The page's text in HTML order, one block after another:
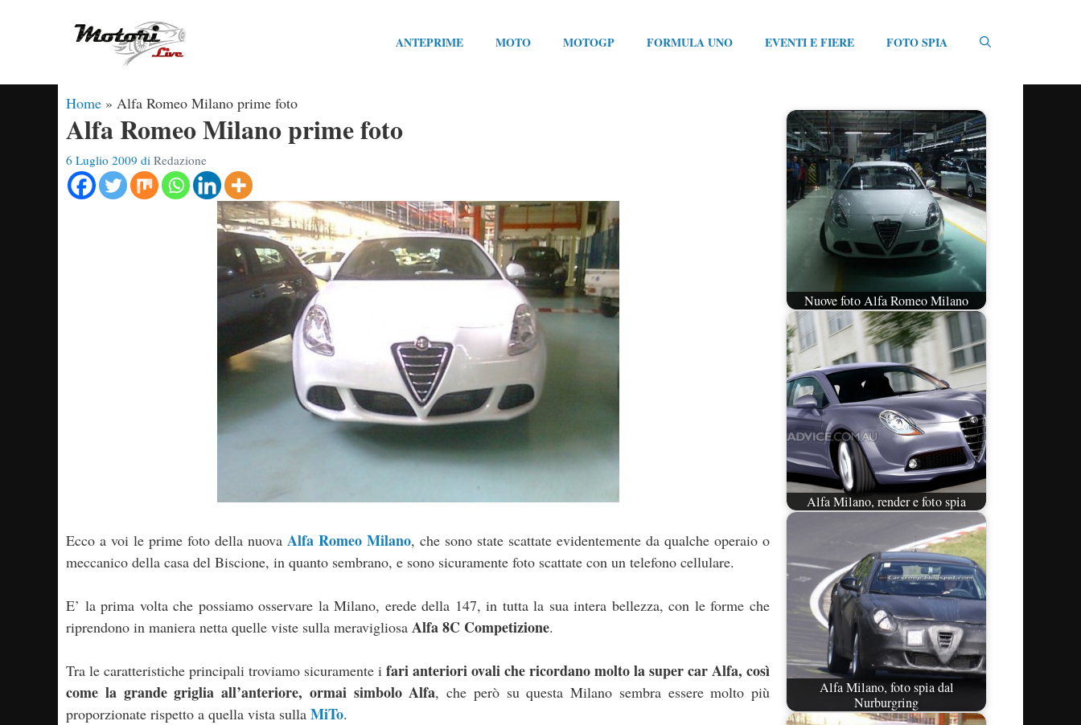
ANTEPRIME MOTO MOTOGP FORMULA UNO EVENTI E FIERE FOTO SPIA
Home » Alfa Romeo Milano prime foto
Alfa Romeo Milano prime foto
6 Luglio 2009 di Redazione
Ecco a voi le prime foto della nuova Alfa Romeo Milano, che sono state scattate evidentemente da qualche operaio o
meccanico della casa del Biscione, in quanto sembrano, e sono sicuramente foto scattate con un telefono cellulare.
E’ la prima volta che possiamo osservare la Milano, erede della 147, in tutta la sua intera bellezza, con le forme che
riprendono in maniera netta quelle viste sulla meravigliosa Alfa 8C Competizione.
Tra le caratteristiche principali troviamo sicuramente i fari anteriori ovali che ricordano molto la super car Alfa, così
come la grande griglia all’anteriore, ormai simbolo Alfa, che però su questa Milano sembra essere molto più
proporzionate rispetto a quella vista sulla MiTo.
Nuove foto Alfa Romeo Milano
Alfa Milano, render e foto spia
Alfa Milano, foto spia dal
Nurburgring